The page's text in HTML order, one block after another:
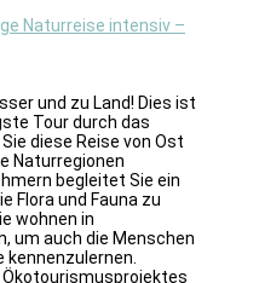
Naturreise intensiv –
und zu Land! Dies ist
Tour durch das
diese Reise von Ost
Naturregionen
begleitet Sie ein
Flora und Fauna zu
wohnen in
um auch die Menschen